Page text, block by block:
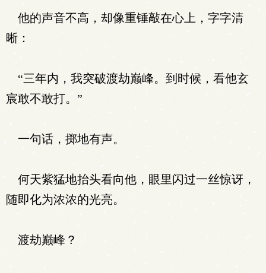
他的声音不高，却像重锤敲在心上，字字清
晰：
“三年内，我突破渡劫巅峰。到时候，看他玄
宸敢不敢打。”
一句话，掷地有声。
何天紫猛地抬头看向他，眼里闪过一丝惊讶，
随即化为浓浓的光亮。
渡劫巅峰？